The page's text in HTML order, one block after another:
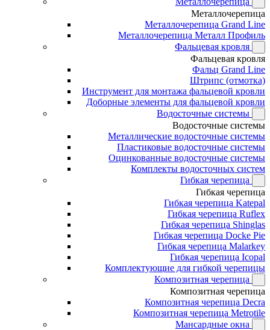
Металлочерепица
Металлочерепица Grand Line
Металлочерепица Металл Профиль
Фальцевая кровля
Фальцевая кровля
Фальц Grand Line
Штрипс (отмотка)
Инструмент для монтажа фальцевой кровли
Доборные элементы для фальцевой кровли
Водосточные системы
Водосточные системы
Металлические водосточные системы
Пластиковые водосточные системы
Оцинкованные водосточные системы
Комплекты водосточных систем
Гибкая черепица
Гибкая черепица
Гибкая черепица Katepal
Гибкая черепица Ruflex
Гибкая черепица Shinglas
Гибкая черепица Docke Pie
Гибкая черепица Malarkey
Гибкая черепица Icopal
Комплектующие для гибкой черепицы
Композитная черепица
Композитная черепица
Композитная черепица Decra
Композитная черепица Metrotile
Мансардные окна